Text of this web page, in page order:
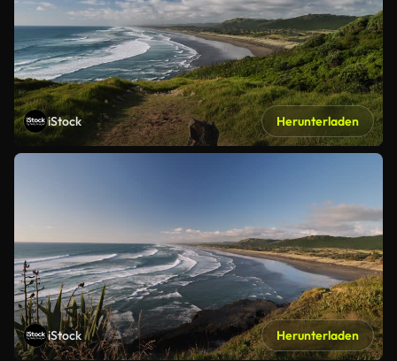
iStock Herunterladen
iStock Herunterladen